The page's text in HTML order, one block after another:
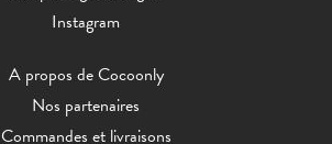
Instagram
A propos de Cocoonly
Nos partenaires
Commandes et livraisons